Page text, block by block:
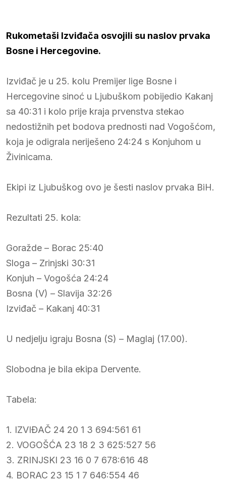
Rukometaši Izviđača osvojili su naslov prvaka
Bosne i Hercegovine.
Izviđač je u 25. kolu Premijer lige Bosne i
Hercegovine sinoć u Ljubuškom pobijedio Kakanj
sa 40:31 i kolo prije kraja prvenstva stekao
nedostižnih pet bodova prednosti nad Vogošćom,
koja je odigrala neriješeno 24:24 s Konjuhom u
Živinicama.
Ekipi iz Ljubuškog ovo je šesti naslov prvaka BiH.
Rezultati 25. kola:
Goražde – Borac 25:40
Sloga – Zrinjski 30:31
Konjuh – Vogošća 24:24
Bosna (V) – Slavija 32:26
Izviđač – Kakanj 40:31
U nedjelju igraju Bosna (S) – Maglaj (17.00).
Slobodna je bila ekipa Dervente.
Tabela:
1. IZVIĐAČ 24 20 1 3 694:561 61
2. VOGOŠĆA 23 18 2 3 625:527 56
3. ZRINJSKI 23 16 0 7 678:616 48
4. BORAC 23 15 1 7 646:554 46